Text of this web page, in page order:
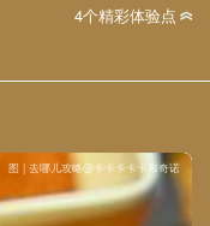
4个精彩体验点
图 | 去哪儿攻略@卡卡卡卡卡布奇诺